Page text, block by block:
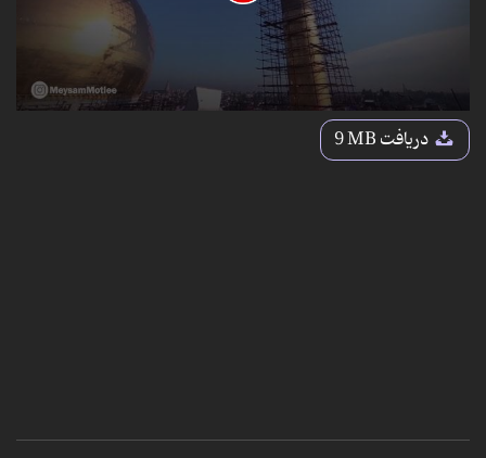
0
دریافت9 MB